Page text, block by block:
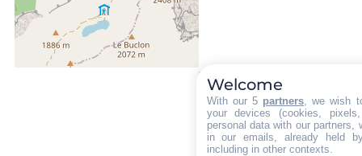
Welcome
With our 5 partners, we wish
your devices (cookies,
personal data with our partners,
in our emails, already held
including in other contexts.